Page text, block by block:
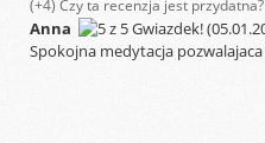
(+4) Czy ta recenzja jest przydatna?
Anna
Spokojna medytacja